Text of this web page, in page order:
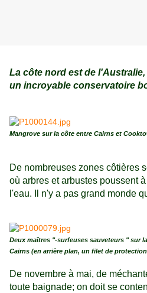
La côte nord est de
un incroyable conservatoire
Mangrove sur la côte entre Cairns et
De nombreuses zones côtières
où arbres et arbustes poussent
l'eau. Il n'y a pas grand monde
Deux maîtres "-surfeuses sauveteurs " sur
Cairns (en arrière plan, un filet de
De novembre à mai, de
toute baignade; on doit se